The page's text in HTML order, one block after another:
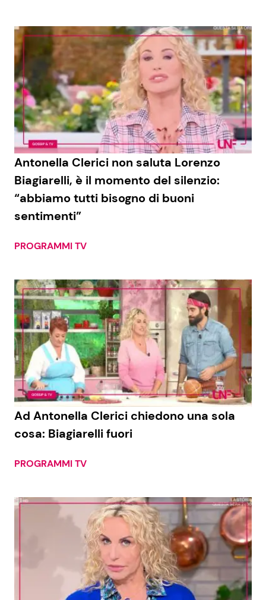
Antonella Clerici non saluta Lorenzo
Biagiarelli, è il momento del silenzio:
“abbiamo tutti bisogno di buoni
sentimenti”
PROGRAMMI TV
Ad Antonella Clerici chiedono una sola
cosa: Biagiarelli fuori
PROGRAMMI TV